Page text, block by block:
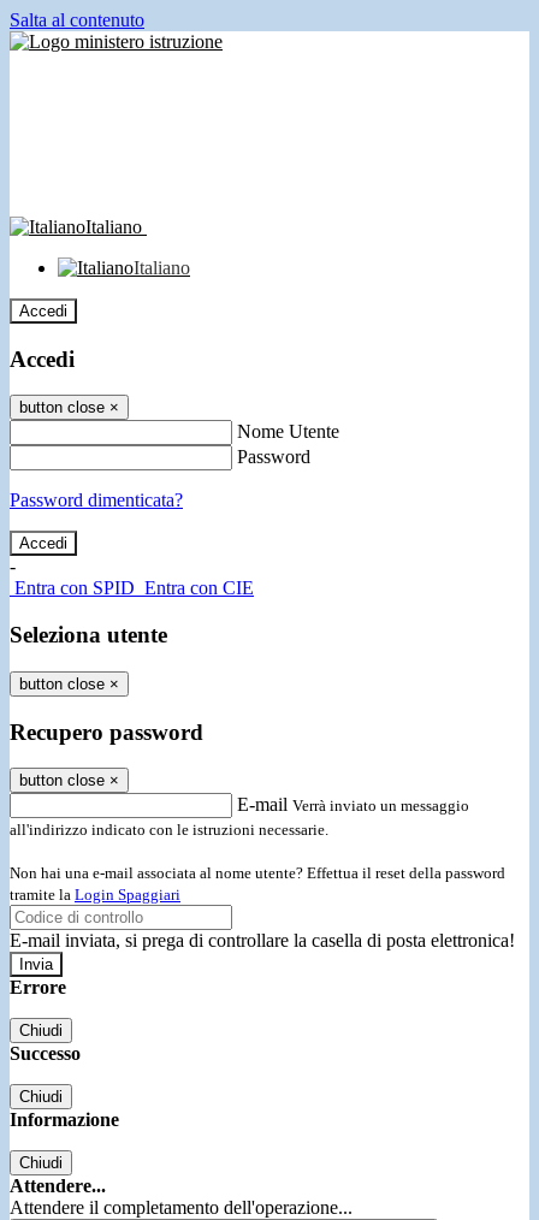
Salta al contenuto
Italiano
Italiano
Accedi
Accedi
button close ×
Nome Utente
Password
Password dimenticata?
-
Entra con SPID Entra con CIE
Seleziona utente
button close ×
Recupero password
button close ×
E-mail Verrà inviato un messaggio
all'indirizzo indicato con le istruzioni necessarie.
Non hai una e-mail associata al nome utente? Effettua il reset della password
tramite la Login Spaggiari
E-mail inviata, si prega di controllare la casella di posta elettronica!
Errore
Chiudi
Successo
Chiudi
Informazione
Chiudi
Attendere...
Attendere il completamento dell'operazione...